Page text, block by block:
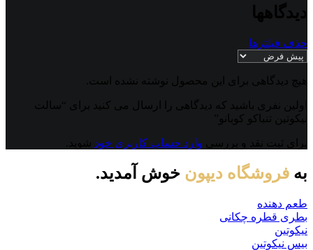
دیدگاهها
حذف فیلترها
هیچ دیدگاهی برای این محصول نوشته نشده است.
اولین نفری باشید که دیدگاهی را ارسال می کنید برای “سالت
نیکوتین تنباکو کوبانو”
برای ثبت نقد و بررسی وارد حساب کاربری خود شوید.
به فروشگاه دیپون خوش آمدید.
طعم دهنده
بطری قطره چکانی
نیکوتین
بیس نیکوتین